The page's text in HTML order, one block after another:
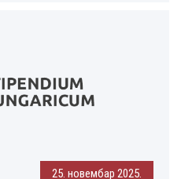
25. новембар 2025.